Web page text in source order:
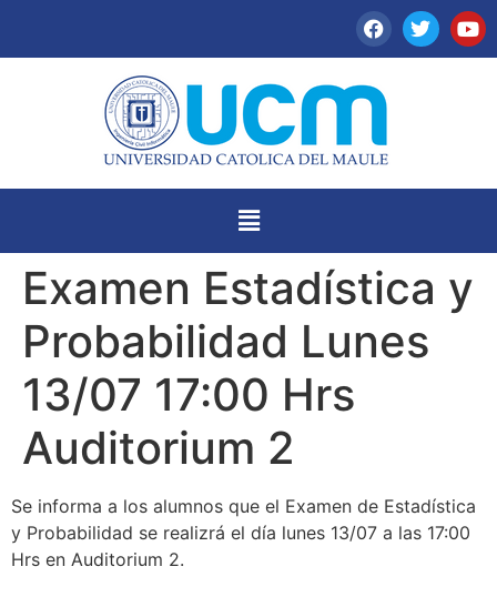
Examen Estadística y
Probabilidad Lunes
13/07 17:00 Hrs
Auditorium 2
Se informa a los alumnos que el Examen de Estadística
y Probabilidad se realizrá el día lunes 13/07 a las 17:00
Hrs en Auditorium 2.